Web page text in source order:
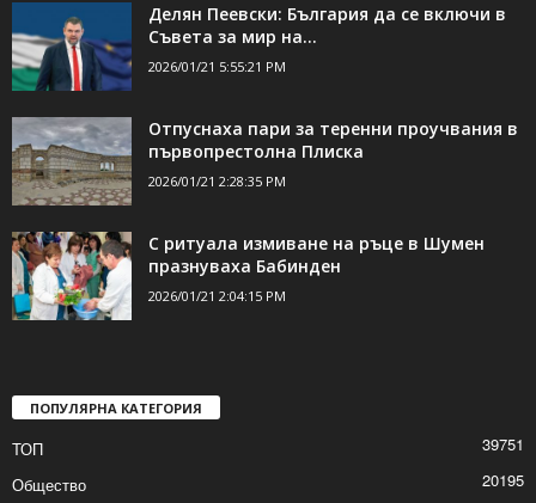
Делян Пеевски: България да се включи в
Съвета за мир на...
2026/01/21 5:55:21 PM
Отпуснаха пари за теренни проучвания в
първопрестолна Плиска
2026/01/21 2:28:35 PM
С ритуала измиване на ръце в Шумен
празнуваха Бабинден
2026/01/21 2:04:15 PM
ПОПУЛЯРНА КАТЕГОРИЯ
ТОП
39751
Общество
20195